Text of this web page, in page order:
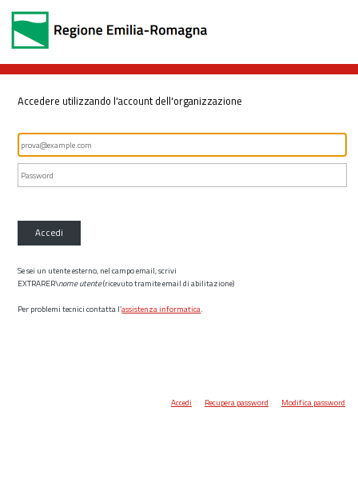
Accedere utilizzando l'account dell'organizzazione
Accedi
Se sei un utente esterno, nel campo email, scrivi
EXTRARER\nome utente(ricevuto tramite email di abilitazione)
Per problemi tecnici contatta l’assistenza informatica.
Accedi Recupera password Modifica password